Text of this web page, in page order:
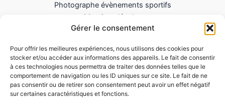
Gérer le consentement
Pour offrir les meilleures expériences, nous utilisons des cookies pour
stocker et/ou accéder aux informations des appareils. Le fait de consentir
à ces technologies nous permettra de traiter des données telles que le
comportement de navigation ou les ID uniques sur ce site. Le fait de ne
pas consentir ou de retirer son consentement peut avoir un effet négatif
sur certaines caractéristiques et fonctions.
Photographe évènements sportifs
Mentions légales
Mes Téléchargements
Politique de cookies (UE)